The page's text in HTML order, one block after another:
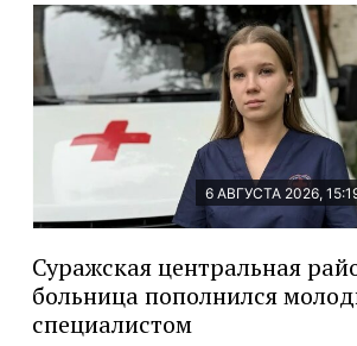
6 АВГУСТА 2026,
Суражская центральная
больница пополнился
специалистом